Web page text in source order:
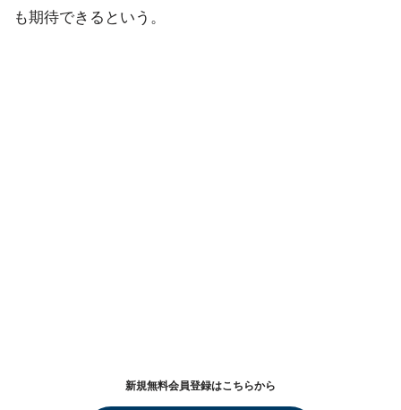
も期待できるという。
新規無料会員登録はこちらから